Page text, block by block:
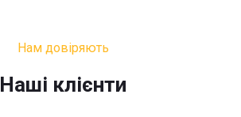
Нам довіряють
Наші клієнти